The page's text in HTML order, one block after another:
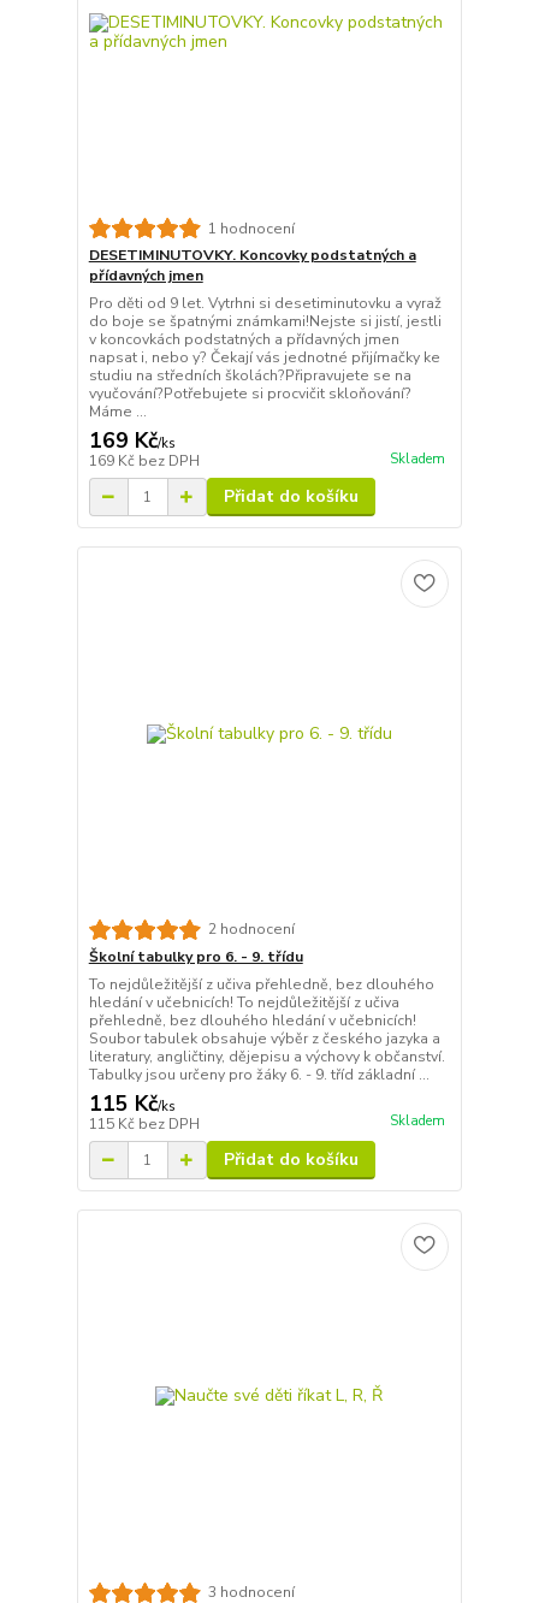
1 hodnocení
DESETIMINUTOVKY. Koncovky podstatných a
přídavných jmen
Pro děti od 9 let. Vytrhni si desetiminutovku a vyraž
do boje se špatnými známkami!Nejste si jistí, jestli
v koncovkách podstatných a přídavných jmen
napsat i, nebo y? Čekají vás jednotné přijímačky ke
studiu na středních školách?Připravujete se na
vyučování?Potřebujete si procvičit skloňování?
Máme ...
169 Kč/ks
169 Kč bez DPH Skladem
Přidat do košíku
2 hodnocení
Školní tabulky pro 6. - 9. třídu
To nejdůležitější z učiva přehledně, bez dlouhého
hledání v učebnicích! To nejdůležitější z učiva
přehledně, bez dlouhého hledání v učebnicích!
Soubor tabulek obsahuje výběr z českého jazyka a
literatury, angličtiny, dějepisu a výchovy k občanství.
Tabulky jsou určeny pro žáky 6. - 9. tříd základní ...
115 Kč/ks
115 Kč bez DPH Skladem
Přidat do košíku
3 hodnocení